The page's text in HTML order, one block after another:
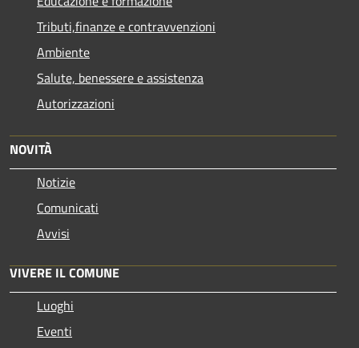
Tributi,finanze e contravvenzioni
Ambiente
Salute, benessere e assistenza
Autorizzazioni
NOVITÀ
Notizie
Comunicati
Avvisi
VIVERE IL COMUNE
Luoghi
Eventi